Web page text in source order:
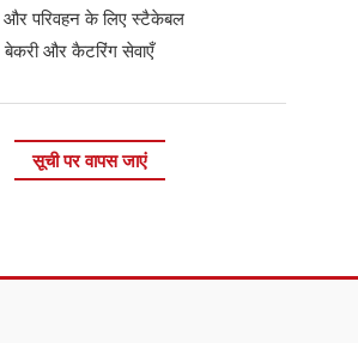
और परिवहन के लिए स्टैकेबल
और कैटरिंग सेवाएँ
सूची पर वापस जाएं